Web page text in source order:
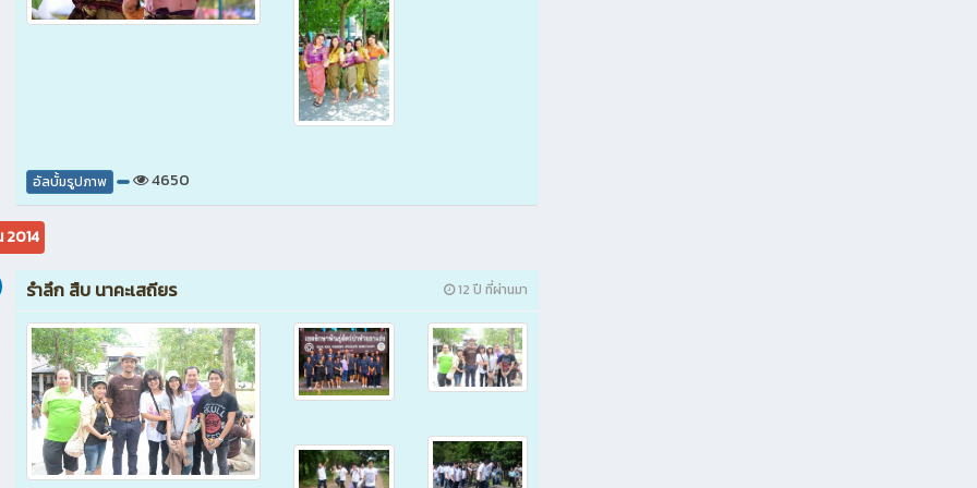
อัลบั้มรูปภาพ 4650
2014
12 ปี ที่ผ่านมา
รำลึก สืบ นาคะเสถียร